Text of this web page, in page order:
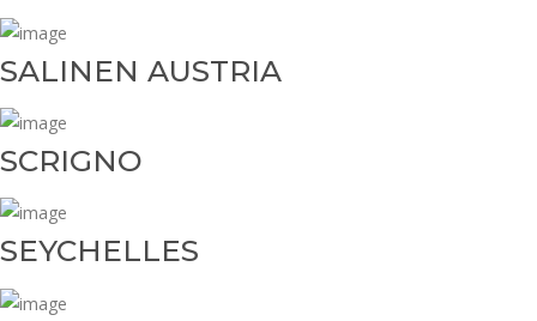
SALINEN AUSTRIA
SCRIGNO
SEYCHELLES